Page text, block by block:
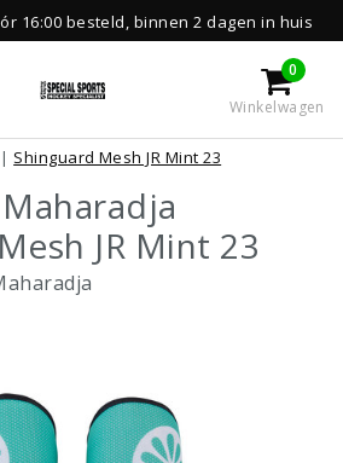
16:00 besteld, binnen 2 dagen in huis
0
Winkelwagen
| Shinguard Mesh JR Mint 23
JR Mint 23